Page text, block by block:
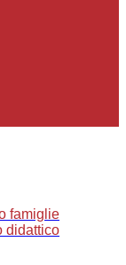
famiglie
didattico